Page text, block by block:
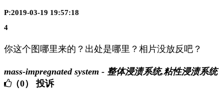
P:2019-03-19 19:57:18
4
你这个图哪里来的？出处是哪里？相片没放反吧？
mass-impregnated system - 整体浸渍系统,粘性浸渍系统
（0）
投诉